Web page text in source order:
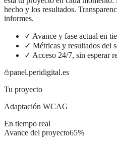
hecho y los resultados.
informes.
✓ Avance y fase actual en
✓ Métricas y resultados del
✓ Acceso 24/7, sin esperar
panel.peridigital.es
Tu proyecto
Adaptación WCAG
En tiempo real
Avance del proyecto65%